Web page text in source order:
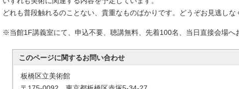
どれも普段触れるのことない、貴重なものばかりです。どうぞお見逃しな
※当館1F講義室にて、申込不要、聴講無料、先着100名、当日直接会場へ
このページに関するお問い合わせ
板橋区立美術館